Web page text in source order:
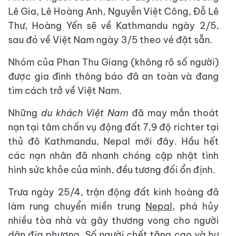
Lê Gia, Lê Hoàng Anh, Nguyễn Việt Công, Đỗ Lê
Thư, Hoàng Yến sẽ về Kathmandu ngày 2/5,
sau đó về Việt Nam ngày 3/5 theo vé đặt sẵn.
Nhóm của Phan Thu Giang (không rõ số người)
được gia đình thông báo đã an toàn và đang
tìm cách trở về Việt Nam.
Những du khách Việt Nam đã may mắn thoát
nạn tại tâm chấn vụ động đất 7,9 độ richter tại
thủ đô Kathmandu, Nepal mới đây. Hầu hết
các nạn nhân đã nhanh chóng cập nhật tình
hình sức khỏe của mình, đều tương đối ổn định.
Trưa ngày 25/4, trận động đất kinh hoàng đã
làm rung chuyển miền trung Nepal, phá hủy
nhiều tòa nhà và gây thương vong cho người